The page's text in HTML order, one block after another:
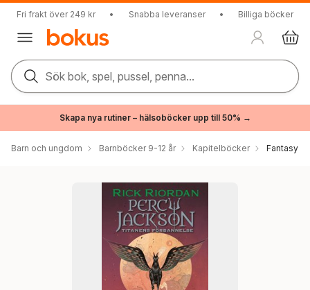
Fri frakt över 249 kr • Snabba leveranser • Billiga böcker
Sök bok, spel, pussel, penna...
Skapa nya rutiner – hälsoböcker upp till 50% →
Barn och ungdom Barnböcker 9-12 år Kapitelböcker Fantasy